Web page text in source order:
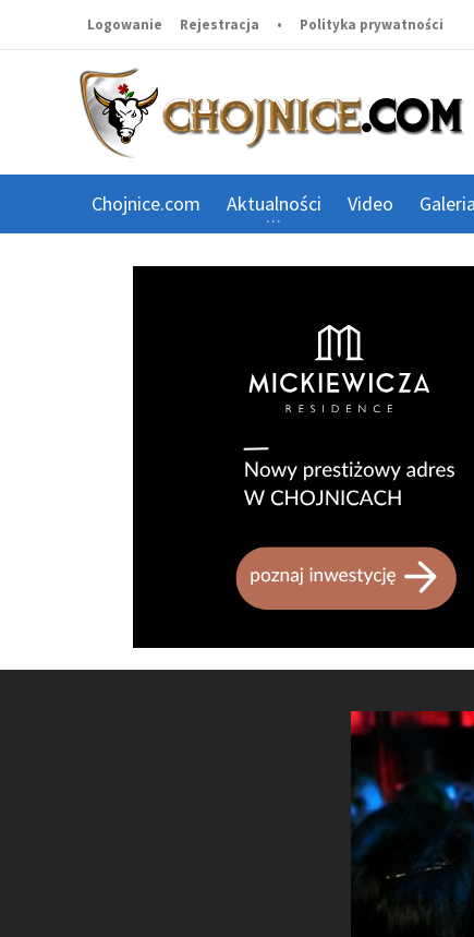
Logowanie Rejestracja • Polityka prywatności
Chojnice.com Aktualności Video Galeria